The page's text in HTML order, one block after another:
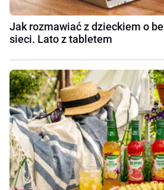
Jak rozmawiać z dzieckiem o
sieci. Lato z tabletem